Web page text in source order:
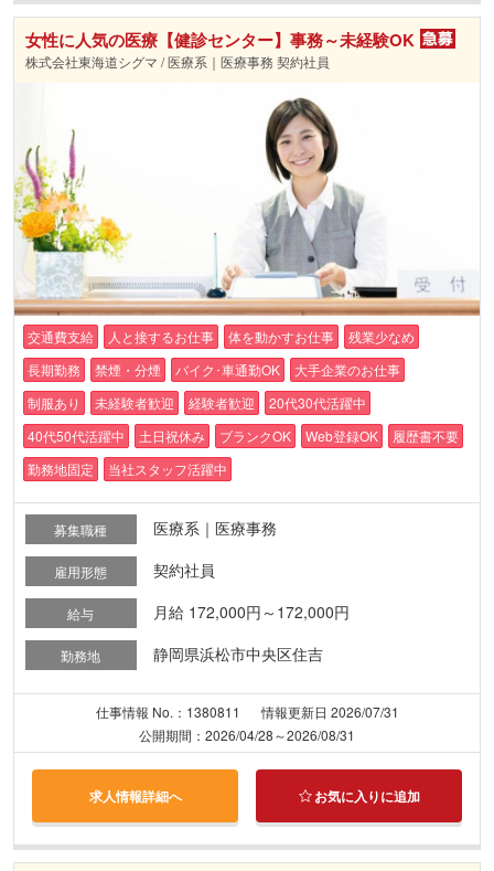
女性に人気の医療【健診センター】事務～未経験OK
株式会社東海道シグマ / 医療系｜医療事務 契約社員
交通費支給 人と接するお仕事 体を動かすお仕事
残業少なめ
長期勤務
禁煙・分煙 バイク･車通勤OK
大手企業のお仕事
制服あり
未経験者歓迎 経験者歓迎
20代30代活躍中
40代50代活躍中
土日祝休み ブランクOK Web登録OK
履歴書不要
勤務地固定
当社スタッフ活躍中
募集職種 医療系｜医療事務
雇用形態 契約社員
給与 月給 172,000円～172,000円
勤務地 静岡県浜松市中央区住吉
仕事情報 No.：1380811
情報更新日 2026/07/31
公開期間：2026/04/28～2026/08/31
求人情報詳細へ お気に入りに追加